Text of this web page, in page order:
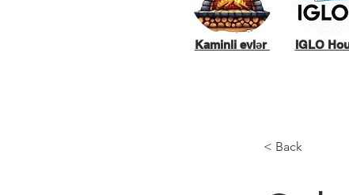
Kaminli evlər IGLO
< Back